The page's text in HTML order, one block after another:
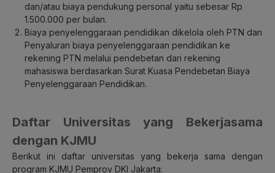
dan/atau biaya pendukung personal yaitu sebesar Rp
1.500.000 per bulan.
Biaya penyelenggaraan pendidikan dikelola oleh PTN dan
Penyaluran biaya penyelenggaraan pendidikan ke
rekening PTN melalui pendebetan dari rekening
mahasiswa berdasarkan Surat Kuasa Pendebetan Biaya
Penyelenggaraan Pendidikan.
Daftar Universitas yang Bekerjasama
dengan KJMU
Berikut ini daftar universitas yang bekerja sama dengan
program KJMU Pemprov DKI Jakarta: